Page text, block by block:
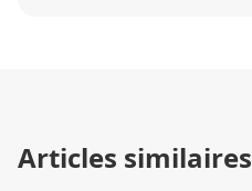
Articles similaires